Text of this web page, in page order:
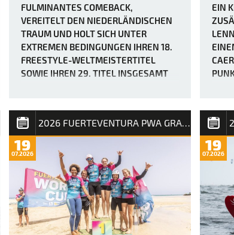
FULMINANTES COMEBACK,
VEREITELT DEN NIEDERLÄNDISCHEN
TRAUM UND HOLT SICH UNTER
EXTREMEN BEDINGUNGEN IHREN 18.
FREESTYLE-WELTMEISTERTITEL
SOWIE IHREN 29. TITEL INSGESAMT
auf Fuerteventura maximal fünf Läufe
gesegelt werden mussten, um den
Freestyle-Wettbewerb der Frauen
abzuschließen, trafen sich die Fahrerinnen
etwas später als üblich – um 12 Uhr –, bevor
der Finaltag in Gang kam. Die heutigen
Bedingung…
EIN
Slam
noch
2026 FUERTEVENTURA PWA GRAND SLAM
19
07.2026 19
07.2026